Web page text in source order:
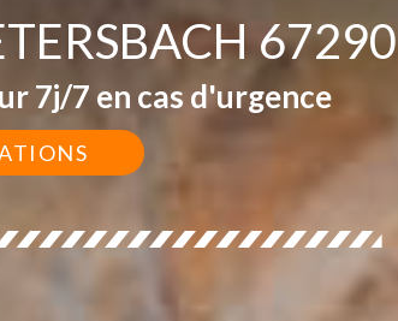
67290
7j/7 en cas d'urgence